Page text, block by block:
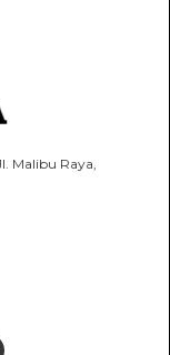
Malibu Raya,